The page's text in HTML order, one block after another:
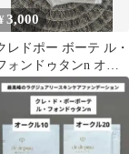
3,000
レドポー ボーテ ル・
ォンドゥタンn オー
ル10 ✨ 5個